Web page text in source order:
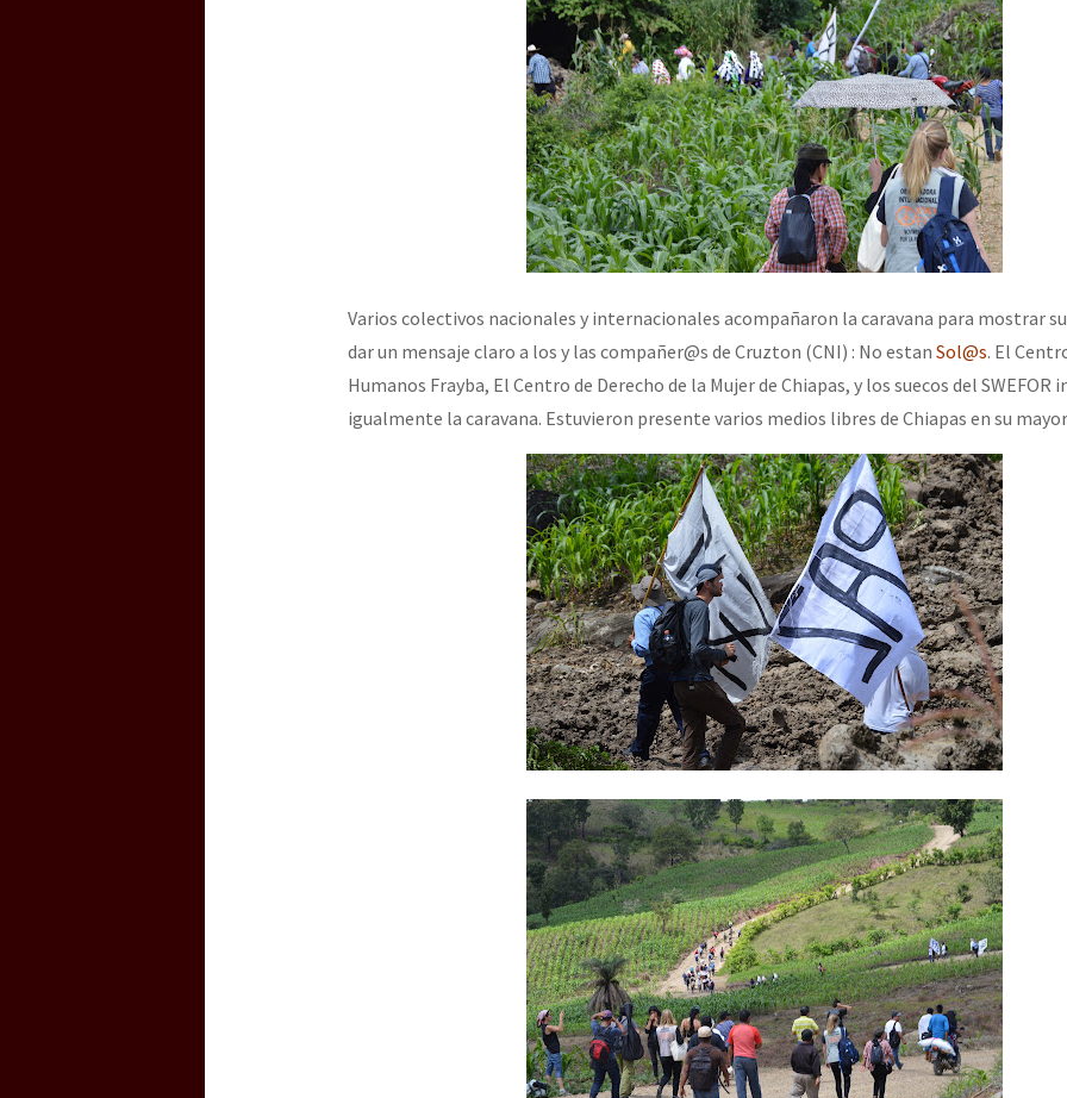
Varios colectivos nacionales y internacionales acompañaron la caravana para mostrar
dar un mensaje claro a los y las compañer@s de Cruzton (CNI) : No estan Sol@s. El
Humanos Frayba, El Centro de Derecho de la Mujer de Chiapas, y los suecos del SWEFOR
igualmente la caravana. Estuvieron presente varios medios libres de Chiapas en su